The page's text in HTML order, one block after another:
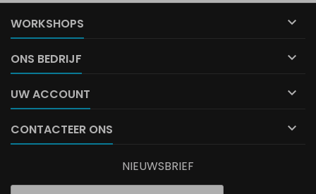
WORKSHOPS 
ONS BEDRIJF 
UW ACCOUNT 
CONTACTEER ONS 
NIEUWSBRIEF